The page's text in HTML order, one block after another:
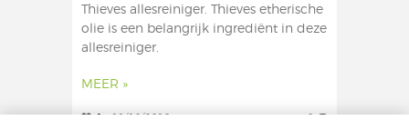
Thieves allesreiniger. Thieves etherische
olie is een belangrijk ingrediënt in deze
allesreiniger.
MEER »
1 11/10/2018 0